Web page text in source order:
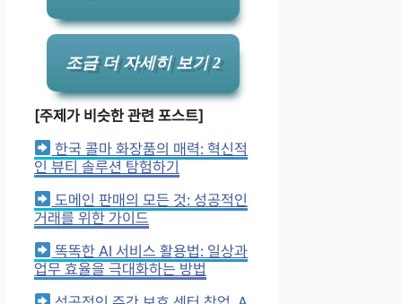
조금 더 자세히 보기 2
[주제가 비슷한 관련 포스트]
한국 콜마 화장품의 매력: 혁신적
인 뷰티 솔루션 탐험하기
도메인 판매의 모든 것: 성공적인
거래를 위한 가이드
똑똑한 AI 서비스 활용법: 일상과
업무 효율을 극대화하는 방법